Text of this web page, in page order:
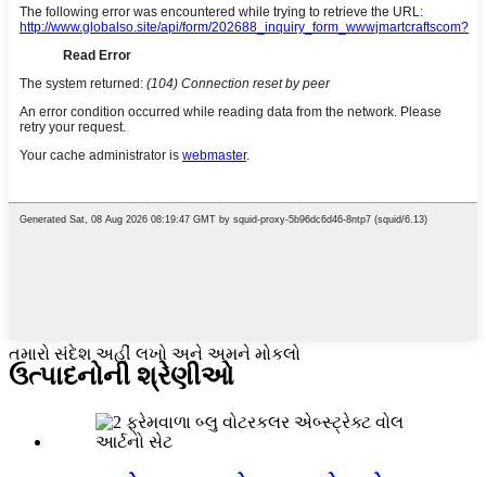
તમારો સંદેશ અહીં લખો અને અમને મોકલો
ઉત્પાદનોની શ્રેણીઓ